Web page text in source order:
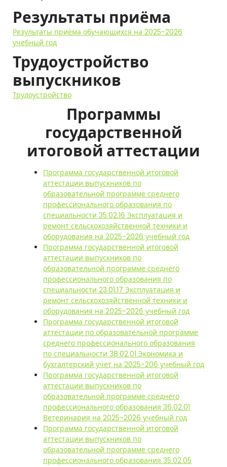
Результаты приёма
Результаты приёма обучающихся на 2025-2026
учебный год
Трудоустройство
выпускников
Трудоустройство
Программы
государственной
итоговой аттестации
Программа государственной итоговой
аттестации выпускников по
образовательной программе среднего
профессионального образования по
специальности 35.02.16 Эксплуатация и
ремонт сельскохозяйственной техники и
оборудования на 2025-2026 учебный год
Программа государственной итоговой
аттестации выпускников по
образовательной программе среднего
профессионального образования по
специальности 23.01.17 Эксплуатация и
ремонт сельскохозяйственной техники и
оборудования на 2025-2026 учебный год
Программа государственной итоговой
аттестации по образовательной программе
среднего профессионального образования
по специальности 38.02.01 Экономика и
бухгалтерский учет на 2025-206 учебный год
Программа государственной итоговой
аттестации выпускников по
образовательной программе среднего
профессионального образования 36.02.01
Ветеринария на 2025-2026 учебный год
Программа государственной итоговой
аттестации выпускников по
образовательной программе среднего
профессионального образования 35.02.05